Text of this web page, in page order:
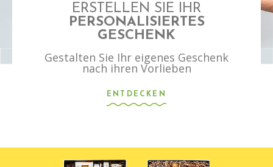
ERSTELLEN SIE IHR
PERSONALISIERTES
GESCHENK
Gestalten Sie Ihr eigenes Geschenk
nach ihren Vorlieben
ENTDECKEN